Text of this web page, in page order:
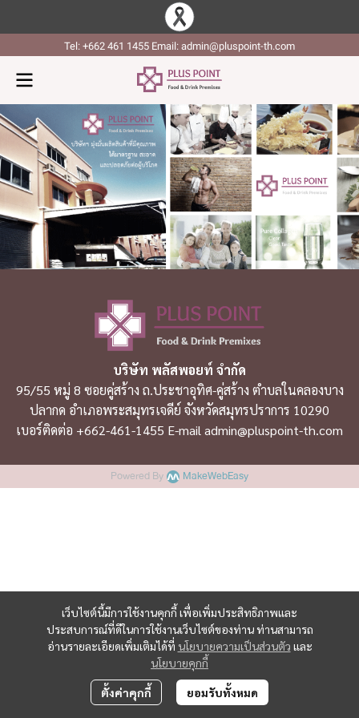
Tel: +662 461 1455 Email: admin@pluspoint-th.com
เว็บไซต์นี้มีการใช้งานคุกกี้ เพื่อเพิ่มประสิทธิภาพและ
ประสบการณ์ที่ดีในการใช้งานเว็บไซต์ของท่าน ท่านสามารถ
อ่านรายละเอียดเพิ่มเติมได้ที่ นโยบายความเป็นส่วนตัว และ
นโยบายคุกกี้
ตั้งค่าคุกกี้ ยอมรับทั้งหมด
บริษัท พลัสพอยท์ จำกัด
95/55 หมู่ 8 ซอยคู่สร้าง ถ.ประชาอุทิศ-คู่สร้าง ตำบลในคลองบาง
ปลากด อำเภอพระสมุทรเจดีย์ จังหวัดสมุทรปราการ 10290
เบอร์ติดต่อ +662-461-1455 E-mail admin@pluspoint-th.com
Powered By MakeWebEasy